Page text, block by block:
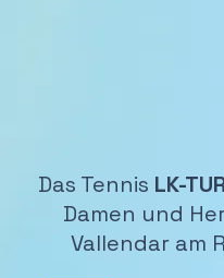
Das Tennis LK-
Damen und
Vallendar am